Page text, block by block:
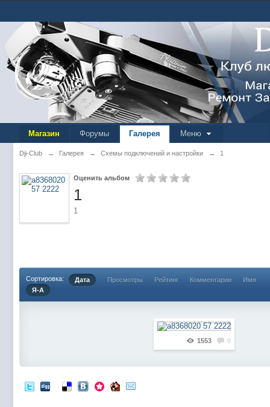
Магазин Форумы Галерея Меню
Dji-Club → Галерея → Схемы подключений и настройки → 1
Оценить альбом
1
1
Сортировка: Дата Просмотры Рейтинг Комментарии
Имя
Я-А
1553 0